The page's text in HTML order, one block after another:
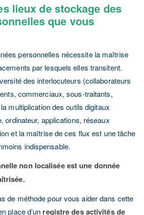
lieux de stockage des
que vous
personnelles nécessite la maîtrise
par lesquels elles transitent.
des interlocuteurs (collaborateurs
commerciaux, sous-traitants,
multiplication des outils digitaux
ordinateur, applications, réseaux
et la maîtrise de ces flux est une tâche
indispensable.
non localisée est une donnée
de méthode pour vous aider dans cette
place d’un registre des activités de